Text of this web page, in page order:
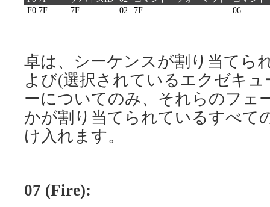
F0 7F
7F 02 7F 06
卓は、シーケンスが割り当てら
よび(選択されているエクゼキ
ーについてのみ、それらのフェ
かが割り当てられているすべて
け入れます。
07 (Fire):